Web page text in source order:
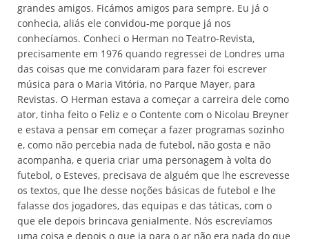
grandes amigos. Ficámos amigos para sempre. Eu já o
conhecia, aliás ele convidou-me porque já nos
conhecíamos. Conheci o Herman no Teatro-Revista,
precisamente em 1976 quando regressei de Londres uma
das coisas que me convidaram para fazer foi escrever
música para o Maria Vitória, no Parque Mayer, para
Revistas. O Herman estava a começar a carreira dele como
ator, tinha feito o Feliz e o Contente com o Nicolau Breyner
e estava a pensar em começar a fazer programas sozinho
e, como não percebia nada de futebol, não gosta e não
acompanha, e queria criar uma personagem à volta do
futebol, o Esteves, precisava de alguém que lhe escrevesse
os textos, que lhe desse noções básicas de futebol e lhe
falasse dos jogadores, das equipas e das táticas, com o
que ele depois brincava genialmente. Nós escrevíamos
uma coisa e depois o que ia para o ar não era nada do que